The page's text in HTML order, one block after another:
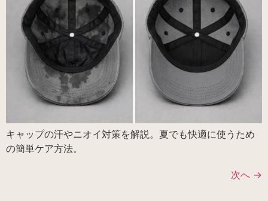
キャップの汗やニオイ対策を解説。夏でも快適に使うため
の簡単ケア方法。
次へ →